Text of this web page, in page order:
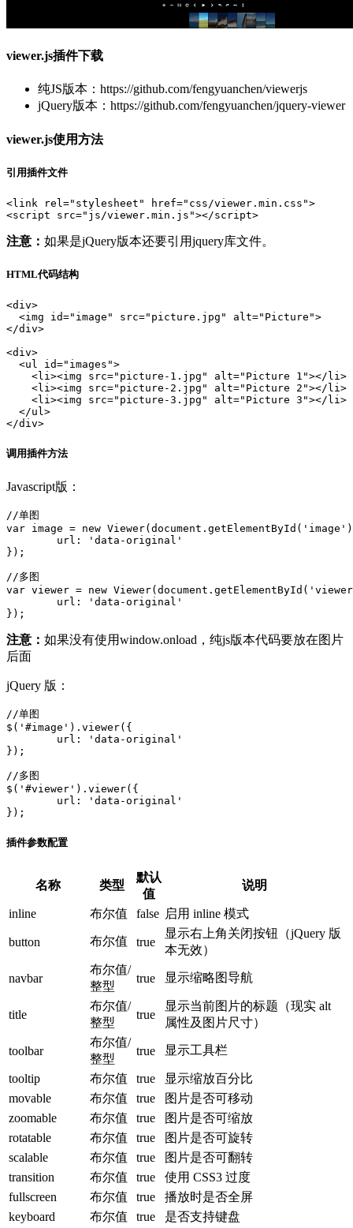
viewer.js插件下载
纯JS版本：https://github.com/fengyuanchen/viewerjs
jQuery版本：https://github.com/fengyuanchen/jquery-viewer
viewer.js使用方法
引用插件文件
<link rel="stylesheet" href="css/viewer.min.css">
<script src="js/viewer.min.js"></script>
注意： 如果是jQuery版本还要引用jquery库文件。
HTML代码结构
<div>
  <img id="image" src="picture.jpg" alt="Picture">
</div>
<div>
  <ul id="images">
    <li><img src="picture-1.jpg" alt="Picture 1"></li>
    <li><img src="picture-2.jpg" alt="Picture 2"></li>
    <li><img src="picture-3.jpg" alt="Picture 3"></li>
  </ul>
</div>
调用插件方法
Javascript版：
//单图
var image = new
});
//多图
var viewer = new
});
注意： 如果没有使用window.onload，纯js版本代码要放在图片
后面
jQuery 版：
//单图
$('#image').viewer({
});
//多图
$('#viewer').viewer({
});
插件参数配置
名称 类型
默认
值
说明
inline 布尔值 false 启用 inline 模式
button 布尔值 true
显示右上角关闭按钮（jQuery 版
本无效）
navbar
布尔值/
整型
true 显示缩略图导航
title
布尔值/
整型
true
显示当前图片的标题（现实 alt
属性及图片尺寸）
toolbar
布尔值/
整型
true 显示工具栏
tooltip 布尔值 true
显示缩放百分比
movable
布尔值 true
图片是否可移动
zoomable
布尔值 true
图片是否可缩放
rotatable
布尔值 true
图片是否可旋转
scalable
布尔值 true
图片是否可翻转
transition
布尔值 true
使用 CSS3 过度
fullscreen
布尔值 true
播放时是否全屏
keyboard
布尔值 true
是否支持键盘